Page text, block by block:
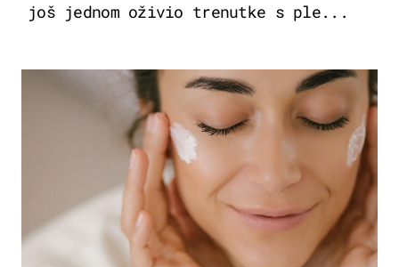
još jednom oživio trenutke s ple...
MODA & LJEPOTA